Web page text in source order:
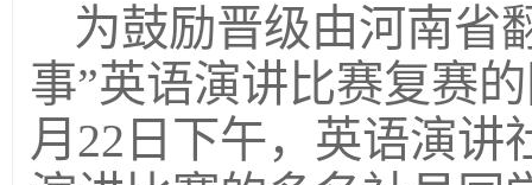
为鼓励晋级由河南省
事”英语演讲比赛复赛
月22日下午，英语演讲